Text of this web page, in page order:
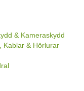
& Kameraskydd
Kablar & Hörlurar